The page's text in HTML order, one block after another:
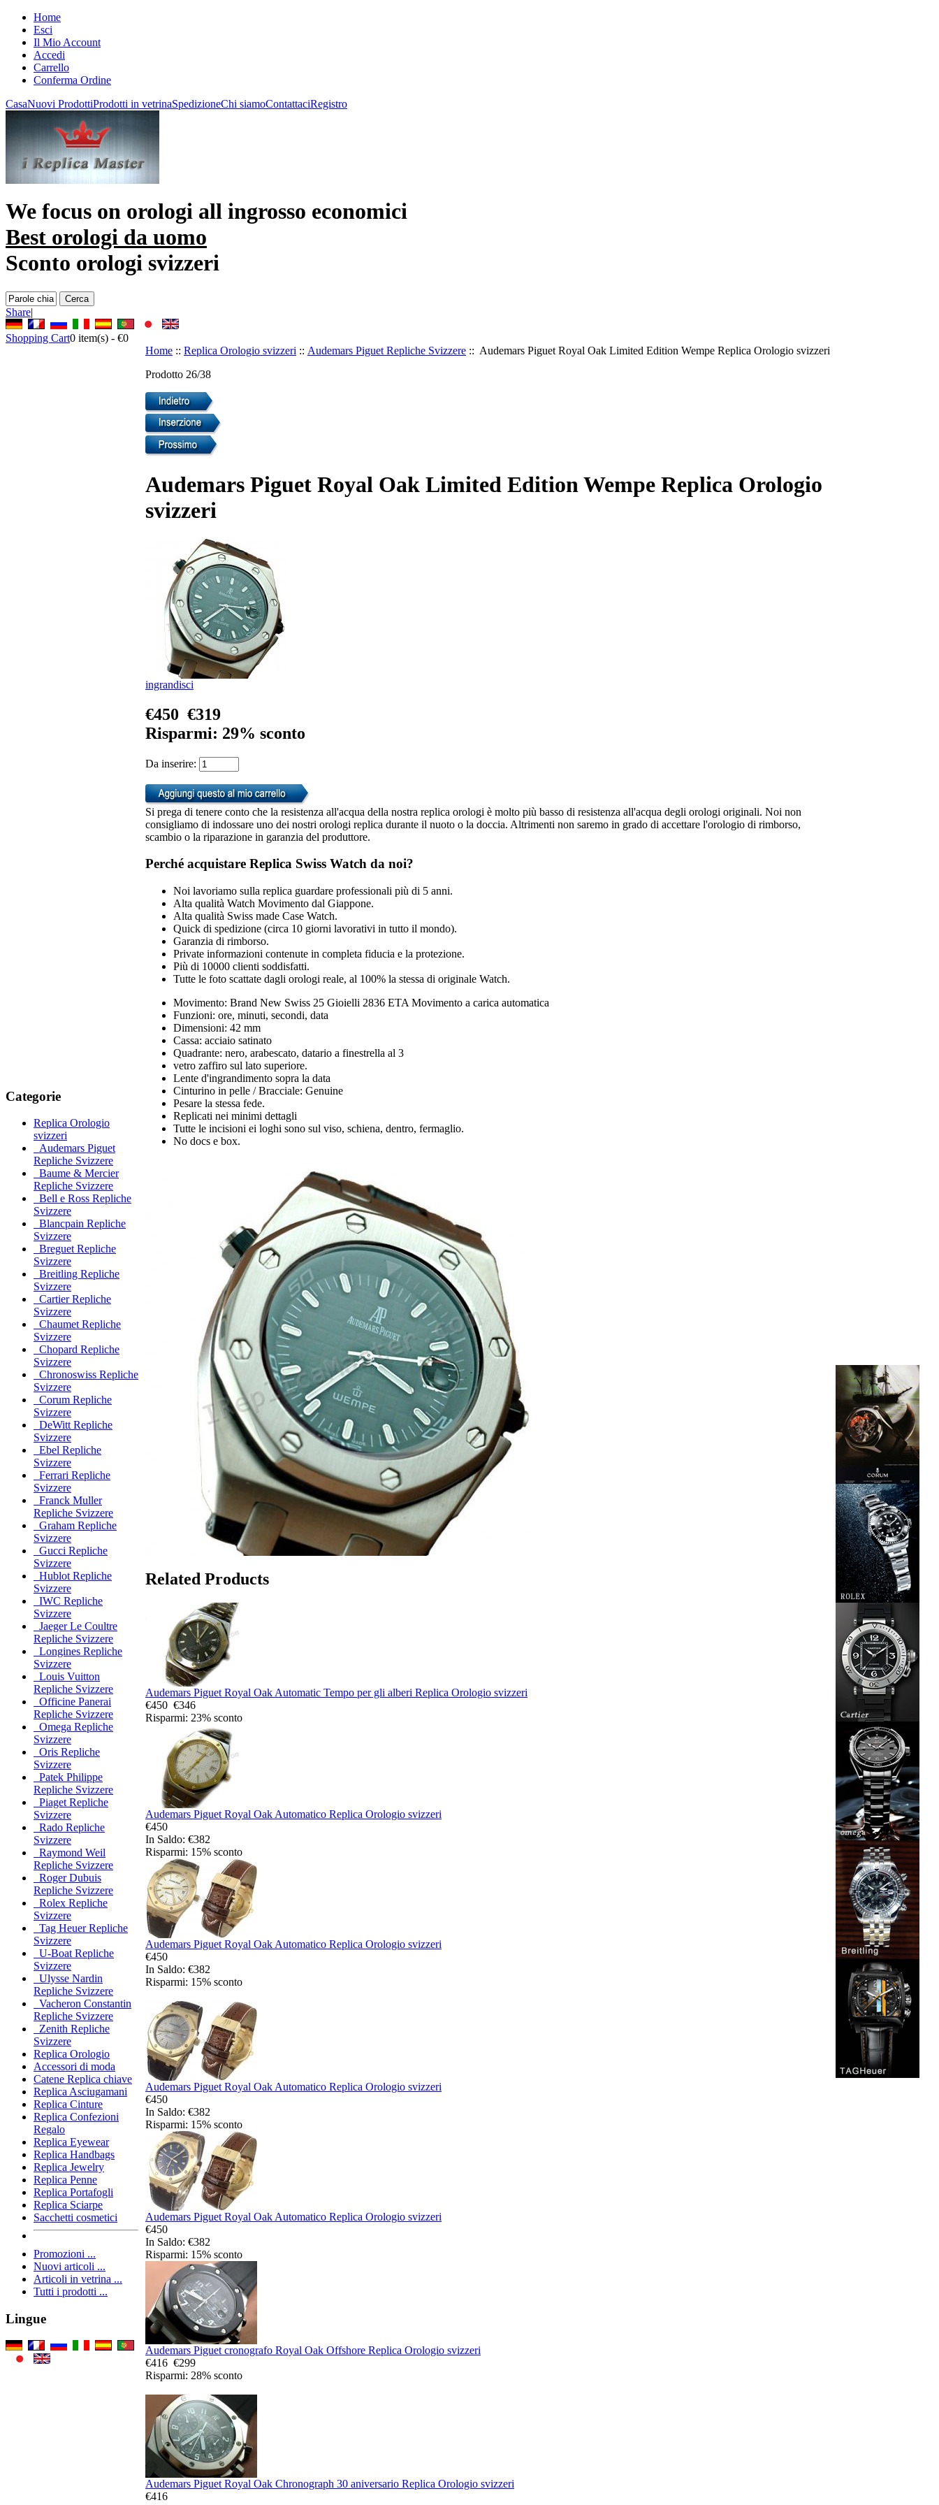
Home
Esci
Il Mio Account
Accedi
Carrello
Conferma Ordine
CasaNuovi ProdottiProdotti in vetrinaSpedizioneChi siamoContattaciRegistro
We focus on orologi all ingrosso economici
Best orologi da uomo
Sconto orologi svizzeri
Share|
Shopping Cart0 item(s) - €0
Categorie
Replica Orologio
svizzeri
Audemars Piguet
Repliche Svizzere
Baume & Mercier
Repliche Svizzere
Bell e Ross Repliche
Svizzere
Blancpain Repliche
Svizzere
Breguet Repliche
Svizzere
Breitling Repliche
Svizzere
Cartier Repliche
Svizzere
Chaumet Repliche
Svizzere
Chopard Repliche
Svizzere
Chronoswiss Repliche
Svizzere
Corum Repliche
Svizzere
DeWitt Repliche
Svizzere
Ebel Repliche
Svizzere
Ferrari Repliche
Svizzere
Franck Muller
Repliche Svizzere
Graham Repliche
Svizzere
Gucci Repliche
Svizzere
Hublot Repliche
Svizzere
IWC Repliche
Svizzere
Jaeger Le Coultre
Repliche Svizzere
Longines Repliche
Svizzere
Louis Vuitton
Repliche Svizzere
Officine Panerai
Repliche Svizzere
Omega Repliche
Svizzere
Oris Repliche
Svizzere
Patek Philippe
Repliche Svizzere
Piaget Repliche
Svizzere
Rado Repliche
Svizzere
Raymond Weil
Repliche Svizzere
Roger Dubuis
Repliche Svizzere
Rolex Repliche
Svizzere
Tag Heuer Repliche
Svizzere
U-Boat Repliche
Svizzere
Ulysse Nardin
Repliche Svizzere
Vacheron Constantin
Repliche Svizzere
Zenith Repliche
Svizzere
Replica Orologio
Accessori di moda
Catene Replica chiave
Replica Asciugamani
Replica Cinture
Replica Confezioni
Regalo
Replica Eyewear
Replica Handbags
Replica Jewelry
Replica Penne
Replica Portafogli
Replica Sciarpe
Sacchetti cosmetici
Promozioni ...
Nuovi articoli ...
Articoli in vetrina ...
Tutti i prodotti ...
Lingue
Home :: Replica Orologio svizzeri :: Audemars Piguet Repliche Svizzere :: Audemars Piguet Royal Oak Limited Edition Wempe Replica Orologio svizzeri
Prodotto 26/38
Audemars Piguet Royal Oak Limited Edition Wempe Replica Orologio
svizzeri
ingrandisci
€450 €319
Risparmi: 29% sconto
Da inserire:
Si prega di tenere conto che la resistenza all'acqua della nostra replica orologi è molto più basso di resistenza all'acqua degli orologi originali. Noi non
consigliamo di indossare uno dei nostri orologi replica durante il nuoto o la doccia. Altrimenti non saremo in grado di accettare l'orologio di rimborso,
scambio o la riparazione in garanzia del produttore.
Perché acquistare Replica Swiss Watch da noi?
Noi lavoriamo sulla replica guardare professionali più di 5 anni.
Alta qualità Watch Movimento dal Giappone.
Alta qualità Swiss made Case Watch.
Quick di spedizione (circa 10 giorni lavorativi in tutto il mondo).
Garanzia di rimborso.
Private informazioni contenute in completa fiducia e la protezione.
Più di 10000 clienti soddisfatti.
Tutte le foto scattate dagli orologi reale, al 100% la stessa di originale Watch.
Movimento: Brand New Swiss 25 Gioielli 2836 ETA Movimento a carica automatica
Funzioni: ore, minuti, secondi, data
Dimensioni: 42 mm
Cassa: acciaio satinato
Quadrante: nero, arabescato, datario a finestrella al 3
vetro zaffiro sul lato superiore.
Lente d'ingrandimento sopra la data
Cinturino in pelle / Bracciale: Genuine
Pesare la stessa fede.
Replicati nei minimi dettagli
Tutte le incisioni ei loghi sono sul viso, schiena, dentro, fermaglio.
No docs e box.
Related Products
Audemars Piguet Royal Oak Automatic Tempo per gli alberi Replica Orologio svizzeri
€450 €346
Risparmi: 23% sconto
Audemars Piguet Royal Oak Automatico Replica Orologio svizzeri
€450
In Saldo: €382
Risparmi: 15% sconto
Audemars Piguet Royal Oak Automatico Replica Orologio svizzeri
€450
In Saldo: €382
Risparmi: 15% sconto
Audemars Piguet Royal Oak Automatico Replica Orologio svizzeri
€450
In Saldo: €382
Risparmi: 15% sconto
Audemars Piguet Royal Oak Automatico Replica Orologio svizzeri
€450
In Saldo: €382
Risparmi: 15% sconto
Audemars Piguet cronografo Royal Oak Offshore Replica Orologio svizzeri
€416 €299
Risparmi: 28% sconto
Audemars Piguet Royal Oak Chronograph 30 aniversario Replica Orologio svizzeri
€416